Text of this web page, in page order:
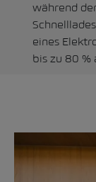
während
eines
bis zu 80 %